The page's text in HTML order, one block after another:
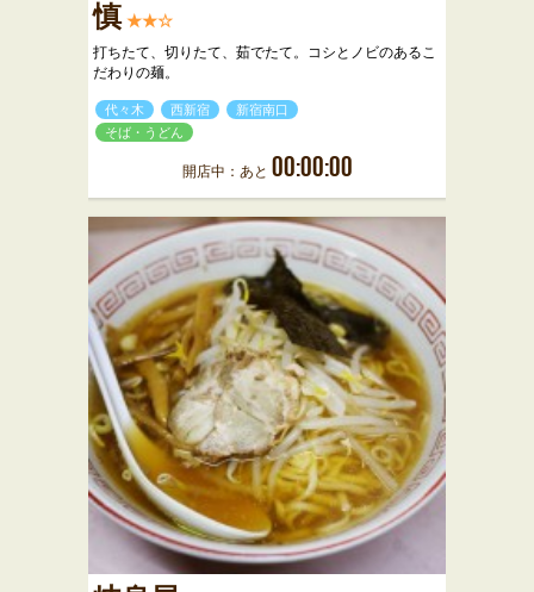
慎 ★★☆
打ちたて、切りたて、茹でたて。コシとノビのあるこ
だわりの麺。
代々木 西新宿
新宿南口
そば・うどん
開店中：あと 00:00:00